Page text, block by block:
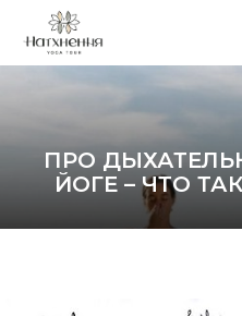
ПРО
ЙОГЕ – ЧТО